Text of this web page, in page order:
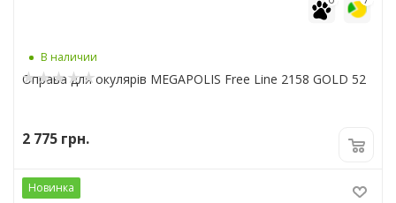
В наличии
Оправа для окулярів MEGAPOLIS Free Line 2158 GOLD 52
2 775 грн.
Новинка